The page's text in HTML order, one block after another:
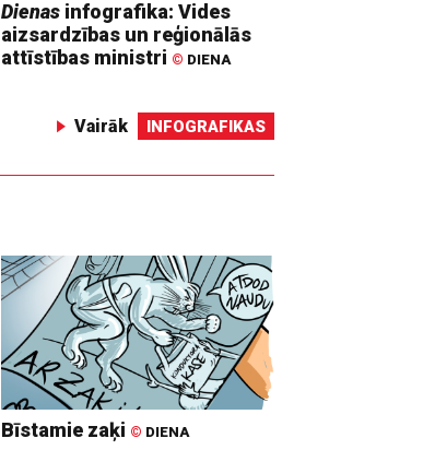
Dienas infografika: Vides
aizsardzības un reģionālās
attīstības ministri © DIENA
Vairāk INFOGRAFIKAS
Bīstamie zaķi © DIENA